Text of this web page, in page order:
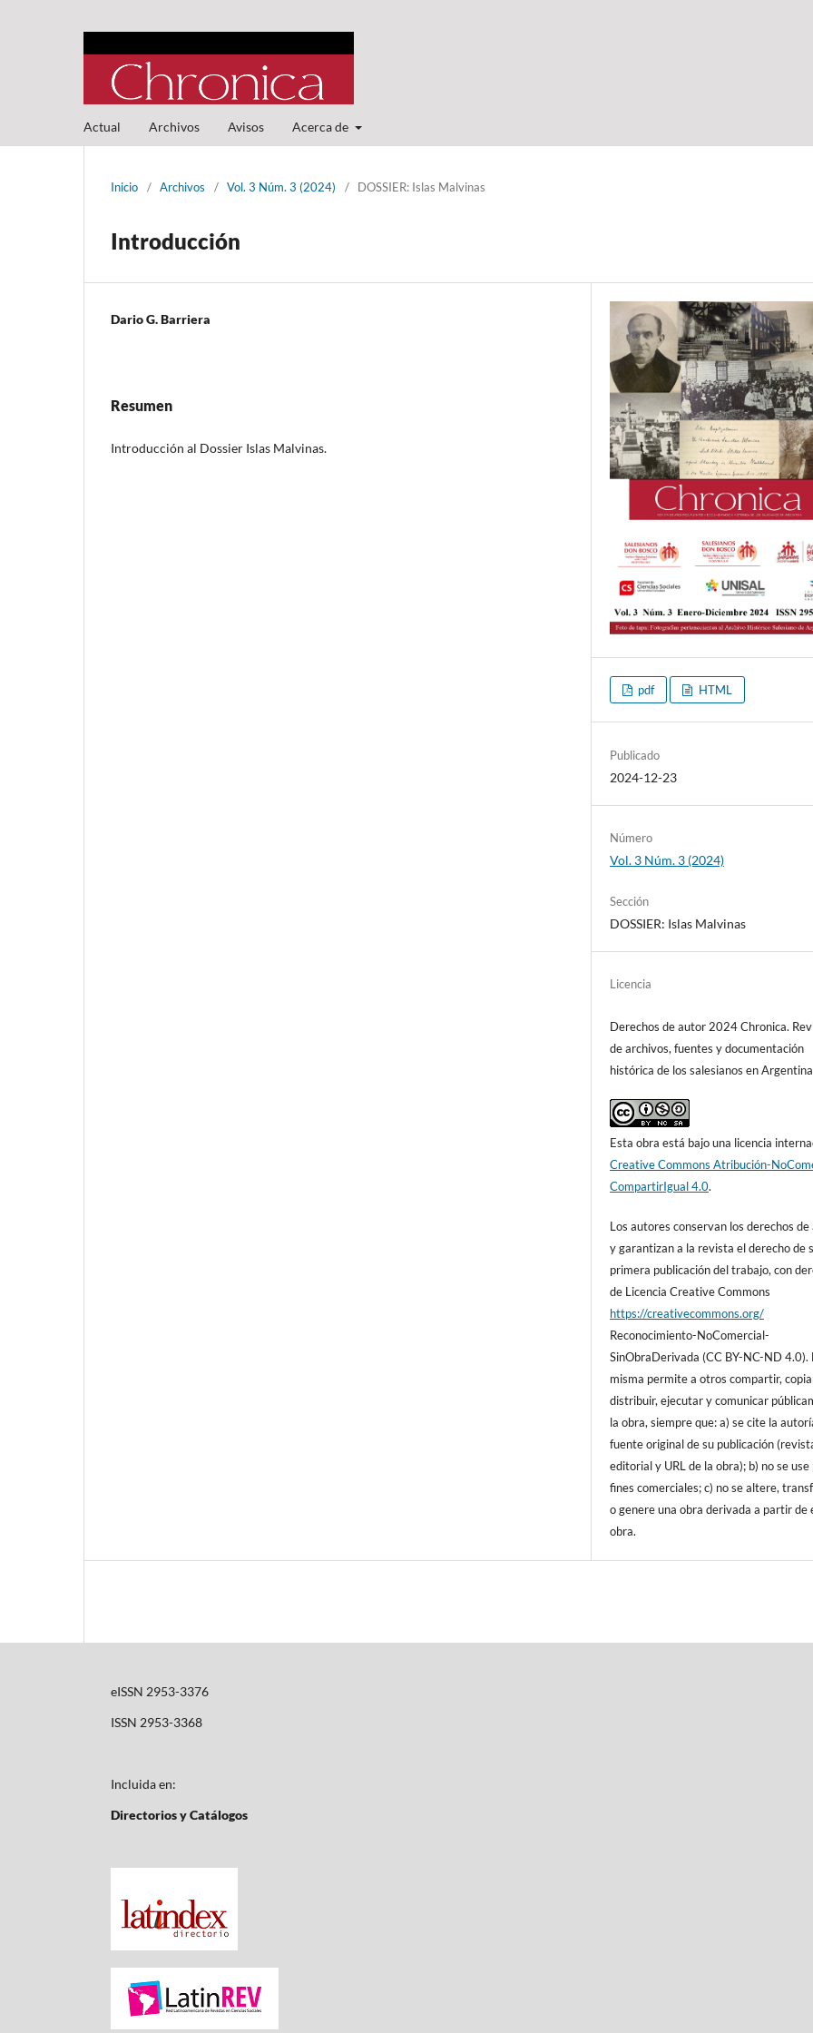
Actual Archivos Avisos Acerca de
Inicio / Archivos / Vol. 3 Núm. 3 (2024) / DOSSIER: Islas Malvinas
Introducción
Dario G. Barriera
Resumen
Introducción al Dossier Islas Malvinas.
pdf HTML
Publicado
2024-12-23
Número
Vol. 3 Núm. 3 (2024)
Sección
DOSSIER: Islas Malvinas
Licencia
Derechos de autor 2024 Chronica.
de archivos, fuentes y documentación
histórica de los salesianos en Argentina
Esta obra está bajo una licencia
Creative Commons Atribución-
CompartirIgual 4.0.
Los autores conservan los derechos
y garantizan a la revista el derecho de
primera publicación del trabajo, con
de Licencia Creative Commons
https://creativecommons.org/
Reconocimiento-NoComercial-
SinObraDerivada (CC BY-NC-ND 4.0).
misma permite a otros compartir,
distribuir, ejecutar y comunicar
la obra, siempre que: a) se cite la
fuente original de su publicación
editorial y URL de la obra); b) no se use
fines comerciales; c) no se altere,
o genere una obra derivada a partir de
obra.
eISSN 2953-3376
ISSN 2953-3368
Incluida en:
Directorios y Catálogos